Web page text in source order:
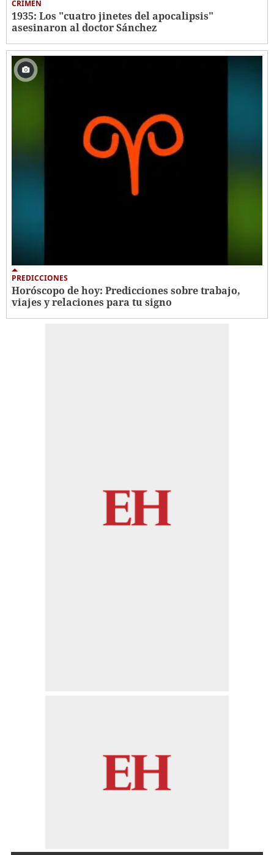
CRIMEN
1935: Los "cuatro jinetes del apocalipsis"
asesinaron al doctor Sánchez
PREDICCIONES
Horóscopo de hoy: Predicciones sobre trabajo,
viajes y relaciones para tu signo